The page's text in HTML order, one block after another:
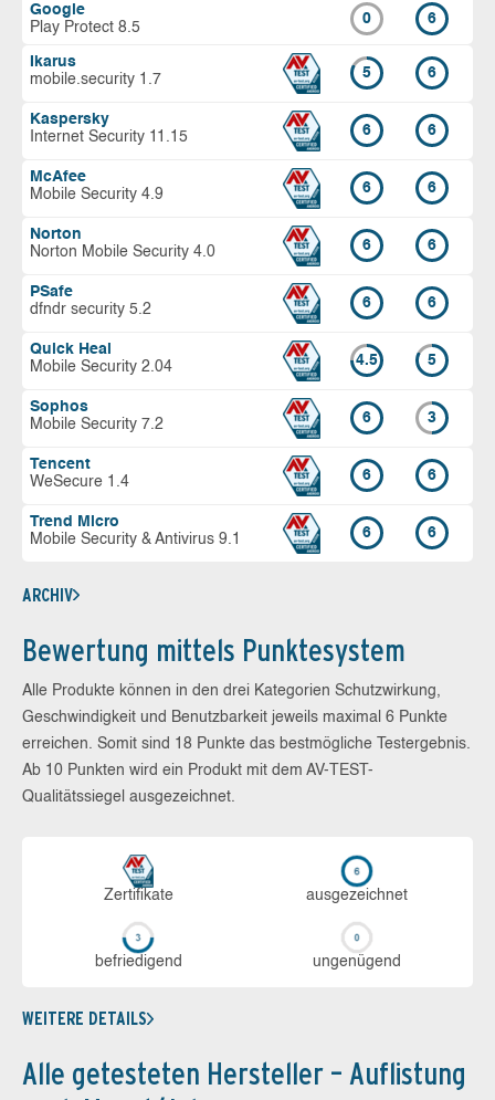
Google
Play Protect 8.5
0 6
Ikarus
mobile.security 1.7
5 6
Kaspersky
Internet Security 11.15
6 6
McAfee
Mobile Security 4.9
6 6
Norton
Norton Mobile Security 4.0
6 6
PSafe
dfndr security 5.2
6 6
Quick Heal
Mobile Security 2.04
4.5 5
Sophos
Mobile Security 7.2
6 3
Tencent
WeSecure 1.4
6 6
Trend Micro
Mobile Security & Antivirus 9.1
6 6
ARCHIV
Bewertung mittels Punktesystem
Alle Produkte können in den drei Kategorien Schutzwirkung,
Geschwindigkeit und Benutzbarkeit jeweils maximal 6 Punkte
erreichen. Somit sind 18 Punkte das bestmögliche Testergebnis.
Ab 10 Punkten wird ein Produkt mit dem AV-TEST-
Qualitätssiegel ausgezeichnet.
Zerti­fikate aus­ge­zeich­net
be­frie­di­gend un­ge­nü­gend
WEITERE DETAILS
Alle getesteten Hersteller – Auflistung